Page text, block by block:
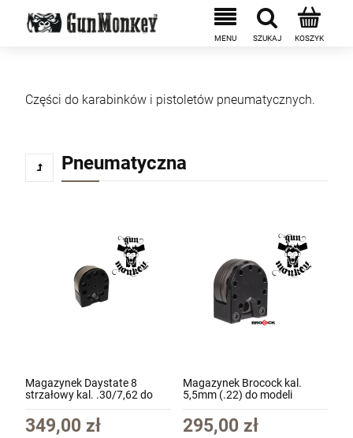
Części do karabinków i pistoletów pneumatycznych.
Pneumatyczna
Magazynek Daystate 8
strzałowy kal. .30/7,62 do
Wolverine 303 NEW!
(DMAPS30N)
349,00 zł
Magazynek Brocock kal.
5,5mm (.22) do modeli
Bantam, Compatto,
Commander (BCYMAG22)
295,00 zł